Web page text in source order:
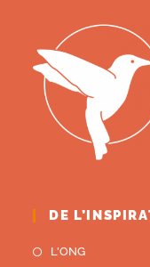
DE
L'ONG